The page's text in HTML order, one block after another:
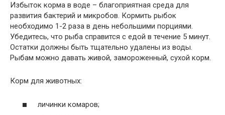
Избыток корма в воде – благоприятная среда для
развития бактерий и микробов. Кормить рыбок
необходимо 1-2 раза в день небольшими порциями.
Убедитесь, что рыба справится с едой в течение 5 минут.
Остатки должны быть тщательно удалены из воды.
Рыбам можно давать живой, замороженный, сухой корм.
Корм для животных:
личинки комаров;